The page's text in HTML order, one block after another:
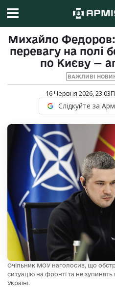
Михайло Федоров:
перевагу на полі
по Києву —
ВАЖЛИВІ
16 Червня 2026, 23:03
Слідкуйте за
Очільник МОУ наголосив, що
ситуацію на фронті та не
Україні.